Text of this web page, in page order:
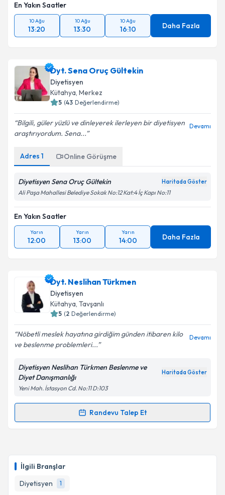
İlgili Branşlar
Diyetisyen
1
En Yakın Saatler
10 Ağu
13:20
10 Ağu
13:30
10 Ağu
16:10 Daha Fazla
Dyt. Sena Oruç Gültekin
Diyetisyen
Kütahya, Merkez
5 (43 Değerlendirme)
Bilgili, güler yüzlü ve dinleyerek ilerleyen bir diyetisyen
araştırıyordum. Sena...
Devamı
Adres 1 Online Görüşme
Diyetisyen Sena Oruç Gültekin Haritada Göster
Ali Paşa Mahallesi Belediye Sokak No:12 Kat:4 İç Kapı No:11
En Yakın Saatler
Yarın
12:00
Yarın
13:00
Yarın
14:00 Daha Fazla
Dyt. Neslihan Türkmen
Diyetisyen
Kütahya, Tavşanlı
5 (2 Değerlendirme)
Nöbetli meslek hayatına girdiğim günden itibaren kilo
ve beslenme problemleri...
Devamı
Diyetisyen Neslihan Türkmen Beslenme ve
Diyet Danışmanlığı
Haritada Göster
Yeni Mah. İstasyon Cd. No:11 D:103
Randevu Talep Et
Randevu Takvimi Talebi
takvim hazırlandığında e-posta ile bilgilendireceğiz.
E-posta Adresiniz